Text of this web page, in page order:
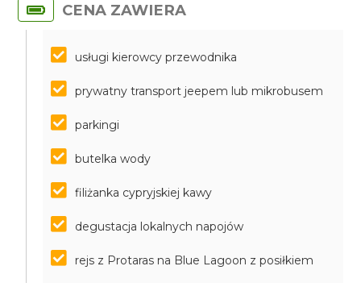
CENA ZAWIERA
usługi kierowcy przewodnika
prywatny transport jeepem lub mikrobusem
parkingi
butelka wody
filiżanka cypryjskiej kawy
degustacja lokalnych napojów
rejs z Protaras na Blue Lagoon z posiłkiem